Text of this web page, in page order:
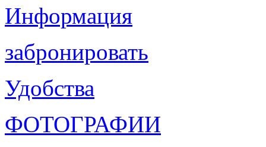
Информация
забронировать
Удобства
ФОТОГРАФИИ